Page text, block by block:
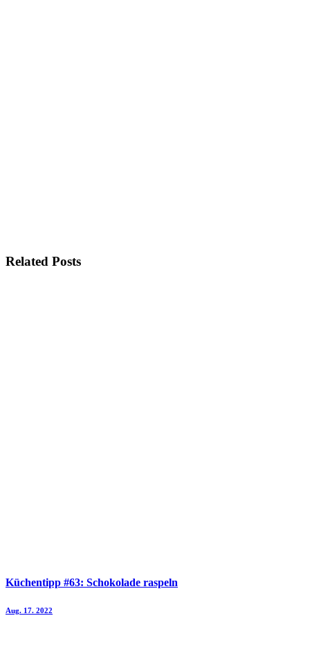
Related Posts
Küchentipp #63: Schokolade raspeln
Aug. 17. 2022